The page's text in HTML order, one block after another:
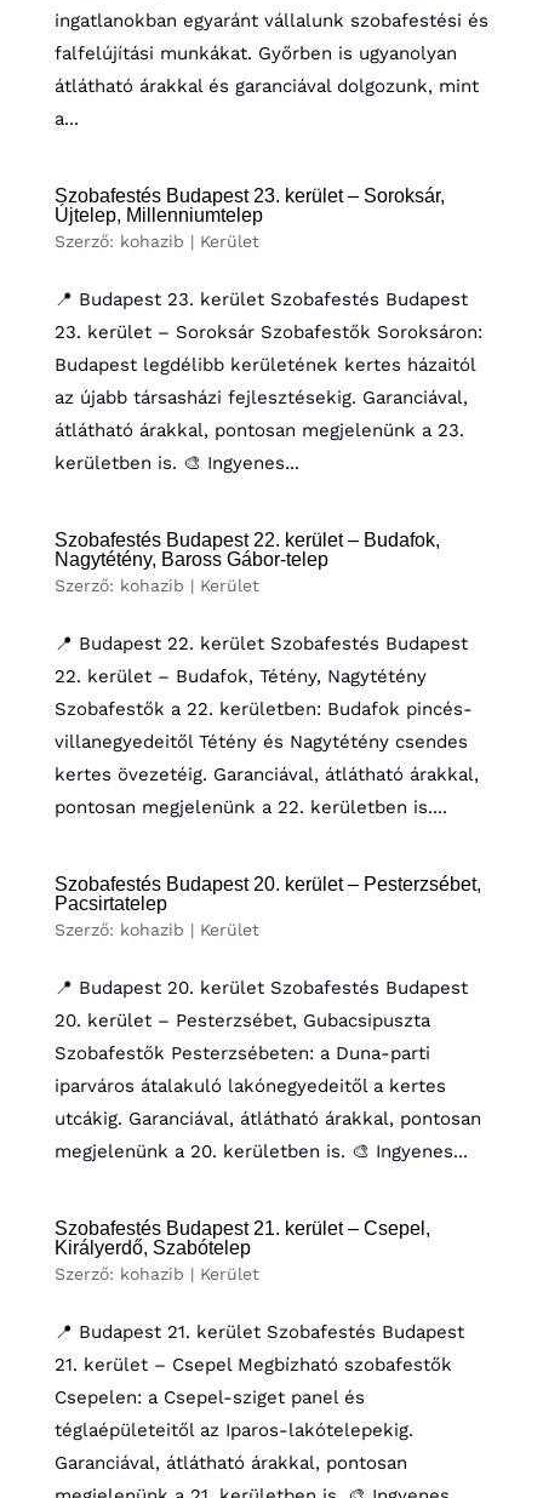
ingatlanokban egyaránt vállalunk szobafestési és
falfelújítási munkákat. Győrben is ugyanolyan
átlátható árakkal és garanciával dolgozunk, mint
a...
Szobafestés Budapest 23. kerület – Soroksár,
Újtelep, Millenniumtelep
Szerző: kohazib | Kerület
📍 Budapest 23. kerület Szobafestés Budapest
23. kerület – Soroksár Szobafestők Soroksáron:
Budapest legdélibb kerületének kertes házaitól
az újabb társasházi fejlesztésekig. Garanciával,
átlátható árakkal, pontosan megjelenünk a 23.
kerületben is. 🎨 Ingyenes...
Szobafestés Budapest 22. kerület – Budafok,
Nagytétény, Baross Gábor-telep
Szerző: kohazib | Kerület
📍 Budapest 22. kerület Szobafestés Budapest
22. kerület – Budafok, Tétény, Nagytétény
Szobafestők a 22. kerületben: Budafok pincés-
villanegyedeitől Tétény és Nagytétény csendes
kertes övezetéig. Garanciával, átlátható árakkal,
pontosan megjelenünk a 22. kerületben is....
Szobafestés Budapest 20. kerület – Pesterzsébet,
Pacsirtatelep
Szerző: kohazib | Kerület
📍 Budapest 20. kerület Szobafestés Budapest
20. kerület – Pesterzsébet, Gubacsipuszta
Szobafestők Pesterzsébeten: a Duna-parti
iparváros átalakuló lakónegyedeitől a kertes
utcákig. Garanciával, átlátható árakkal, pontosan
megjelenünk a 20. kerületben is. 🎨 Ingyenes...
Szobafestés Budapest 21. kerület – Csepel,
Királyerdő, Szabótelep
Szerző: kohazib | Kerület
📍 Budapest 21. kerület Szobafestés Budapest
21. kerület – Csepel Megbízható szobafestők
Csepelen: a Csepel-sziget panel és
téglaépületeitől az Iparos-lakótelepekig.
Garanciával, átlátható árakkal, pontosan